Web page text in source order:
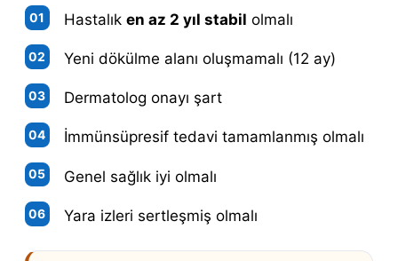
Hastalıken az 2 yıl stabil olmalı
Yeni dökülme alanı oluşmamalı (12 ay)
Dermatolog onayı şart
İmmünsüpresif tedavi tamamlanmış olmalı
Genel sağlık iyi olmalı
Yara izleri sertleşmiş olmalı